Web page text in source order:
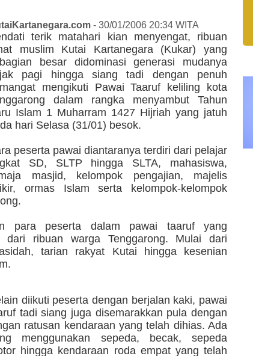
- 30/01/2006 20:34 WITA
terik matahari kian menyengat, ribuan
muslim Kutai Kartanegara (Kukar) yang
besar didominasi generasi mudanya
pagi hingga siang tadi dengan penuh
mengikuti Pawai Taaruf keliling kota
dalam rangka menyambut Tahun
Islam 1 Muharram 1427 Hijriah yang jatuh
hari Selasa (31/01) besok.
peserta pawai diantaranya terdiri dari pelajar
SD, SLTP hingga SLTA, mahasiswa,
masjid, kelompok pengajian, majelis
ormas Islam serta kelompok-kelompok
para peserta dalam pawai taaruf yang
dari ribuan warga Tenggarong. Mulai dari
tarian rakyat Kutai hingga kesenian
diikuti peserta dengan berjalan kaki, pawai
tadi siang juga disemarakkan pula dengan
ratusan kendaraan yang telah dihias. Ada
menggunakan sepeda, becak, sepeda
hingga kendaraan roda empat yang telah